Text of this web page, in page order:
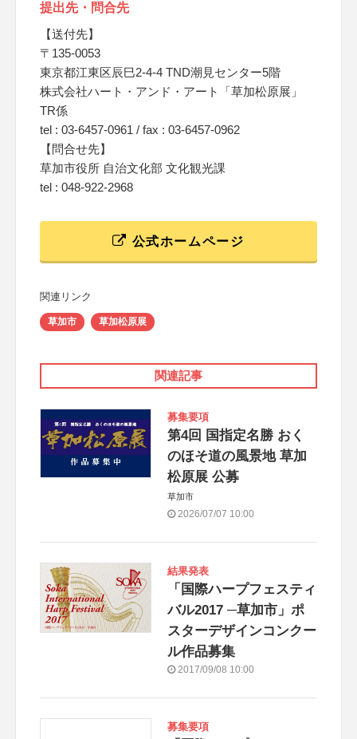
提出先・問合先
【送付先】
〒135-0053
東京都江東区辰巳2-4-4 TND潮見センター5階
株式会社ハート・アンド・アート「草加松原展」
TR係
tel : 03-6457-0961 / fax : 03-6457-0962
【問合せ先】
草加市役所 自治文化部 文化観光課
tel : 048-922-2968
公式ホームページ
関連リンク
草加市 草加松原展
関連記事
募集要項
第4回 国指定名勝 おく
のほそ道の風景地 草加
松原展 公募
草加市
2026/07/07 10:00
結果発表
「国際ハープフェスティ
バル2017 ─草加市」ポ
スターデザインコンクー
ル作品募集
2017/09/08 10:00
募集要項